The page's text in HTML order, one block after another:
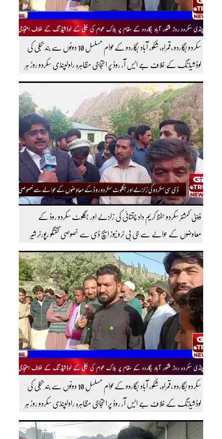
سکردو بگاردو ،قمراہ، شکور آباد بگاردو کےعوام مسلسل 10 دونوں سے بند بجلی کی
لوڈشیڈنگ کے خلاف جے ایس آر روڈ پر احتجاجی مظاہرہ راولپنڈی سکردو روڑ ہر
قسم کی ٹریفک کے لئے بند۔۔ مزید اپڈیٹس کے لیے ہمارے یوٹیوب چینل کو
سبسکرائب کریں
ڈپٹی کمشنر سکردو حفظ کریم داد چقتائی کی زلزلے اور جگلوٹ سکردو روڈ کے
معاوضوں کے حوالے سے جی بی ٹرو نیوز ایچ ڈی سے خصوصی گفتگو رپورٹر شیر
افضل روندو
سکردو بگاردو ،قمراہ، شکور آباد بگاردو کےعوام مسلسل 10 دونوں سے بند بجلی کی
لوڈشیڈنگ کے خلاف جے ایس آر روڈ پر احتجاجی مظاہرہ راولپنڈی سکردو روڑ ہر
قسم کی ٹریفک کے لئے بند۔۔ مزید اپڈیٹس کے لیے ہمارے یوٹیوب چینل کو